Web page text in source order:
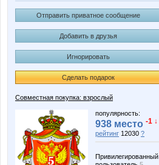
Отправить приватное сообщение
Добавить в друзья
Игнорировать
Сделать подарок
Совместная покупка: взрослый
популярность:
938 место -1 ↓
рейтинг 12030 ?
Привилегированный